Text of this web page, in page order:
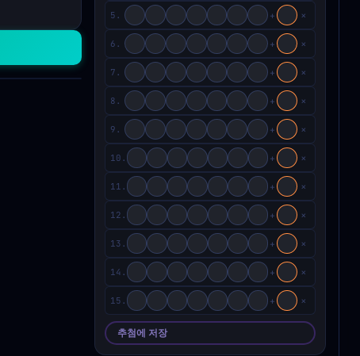
5. + ×
6. + ×
7. + ×
8. + ×
9. + ×
10. + ×
11. + ×
12. + ×
13. + ×
14. + ×
15. + ×
추첨에 저장